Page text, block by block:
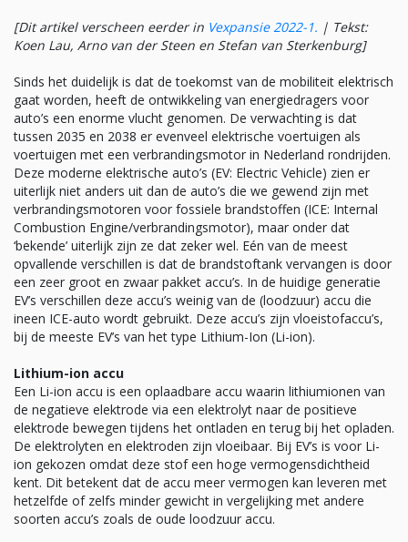
[Dit artikel verscheen eerder in Vexpansie 2022-1. | Tekst:
Koen Lau, Arno van der Steen en Stefan van Sterkenburg]
Sinds het duidelijk is dat de toekomst van de mobiliteit elektrisch
gaat worden, heeft de ontwikkeling van energiedragers voor
auto’s een enorme vlucht genomen. De verwachting is dat
tussen 2035 en 2038 er evenveel elektrische voertuigen als
voertuigen met een verbrandingsmotor in Nederland rondrijden.
Deze moderne elektrische auto’s (EV: Electric Vehicle) zien er
uiterlijk niet anders uit dan de auto’s die we gewend zijn met
verbrandingsmotoren voor fossiele brandstoffen (ICE: Internal
Combustion Engine/verbrandingsmotor), maar onder dat
‘bekende’ uiterlijk zijn ze dat zeker wel. Eén van de meest
opvallende verschillen is dat de brandstoftank vervangen is door
een zeer groot en zwaar pakket accu’s. In de huidige generatie
EV’s verschillen deze accu’s weinig van de (loodzuur) accu die
ineen ICE-auto wordt gebruikt. Deze accu’s zijn vloeistofaccu’s,
bij de meeste EV’s van het type Lithium-Ion (Li-ion).
Lithium-ion accu
Een Li-ion accu is een oplaadbare accu waarin lithiumionen van
de negatieve elektrode via een elektrolyt naar de positieve
elektrode bewegen tijdens het ontladen en terug bij het opladen.
De elektrolyten en elektroden zijn vloeibaar. Bij EV’s is voor Li-
ion gekozen omdat deze stof een hoge vermogensdichtheid
kent. Dit betekent dat de accu meer vermogen kan leveren met
hetzelfde of zelfs minder gewicht in vergelijking met andere
soorten accu’s zoals de oude loodzuur accu.